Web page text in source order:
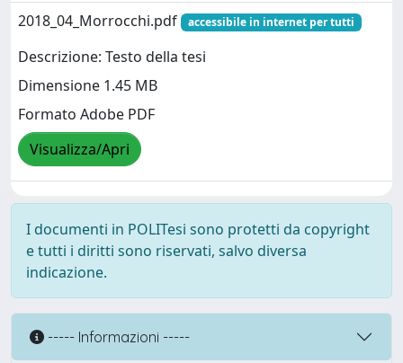
2018_04_Morrocchi.pdf
accessibile in internet per tutti
Descrizione: Testo della tesi
Dimensione 1.45 MB
Formato Adobe PDF
Visualizza/Apri
I documenti in POLITesi sono protetti da copyright
e tutti i diritti sono riservati, salvo diversa
indicazione.
----- Informazioni -----